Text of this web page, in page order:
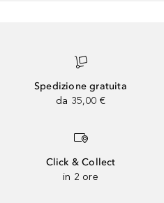
Spedizione gratuita
da 35,00 €
Click & Collect
in 2 ore